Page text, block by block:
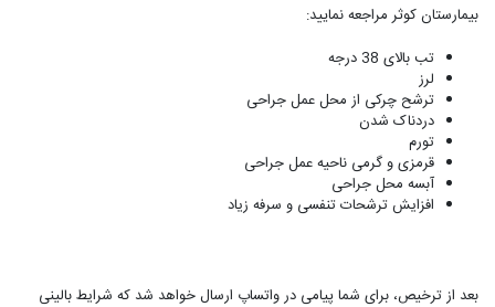
بیمارستان کوثر مراجعه نمایید:
تب بالای 38 درجه
لرز
ترشح چرکی از محل عمل جراحی
دردناک شدن
تورم
قرمزی و گرمی ناحیه عمل جراحی
آبسه محل جراحی
افزایش ترشحات تنفسی و سرفه زیاد
بعد از ترخیص، برای شما پیامی در واتساپ ارسال خواهد شد که شرایط بالینی